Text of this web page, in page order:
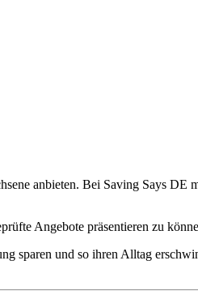
anbieten. Bei Saving Says DE
Angebote präsentieren zu
sparen und so ihren Alltag